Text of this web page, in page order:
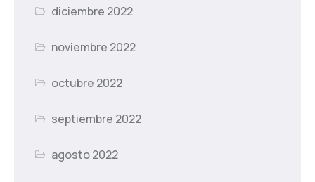
diciembre 2022
noviembre 2022
octubre 2022
septiembre 2022
agosto 2022